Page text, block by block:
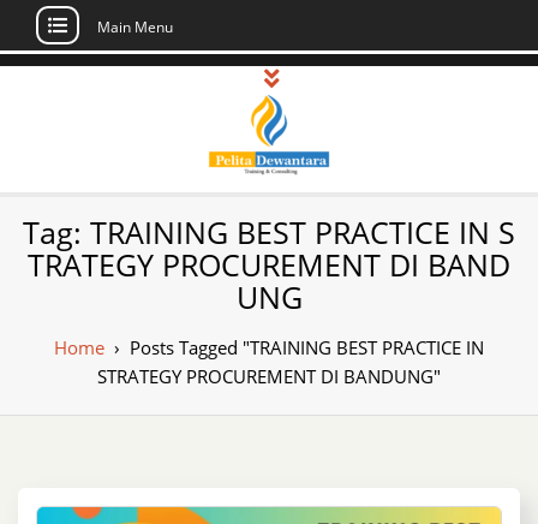
Skip
Main Menu
Pusat Pelatihan
dan Sertifikasi –
Daftar Training
Indonesia
Sertifikasi di Indonesia
Tag: TRAINING BEST PRACTICE IN S
TRATEGY PROCUREMENT DI BAND
UNG
Home › Posts Tagged "TRAINING BEST PRACTICE IN
STRATEGY PROCUREMENT DI BANDUNG"